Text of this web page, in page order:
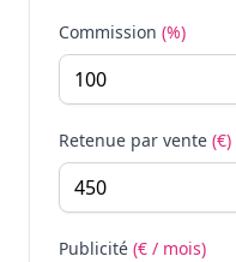
Commission (%)
Retenue par vente (€)
Publicité (€ / mois)